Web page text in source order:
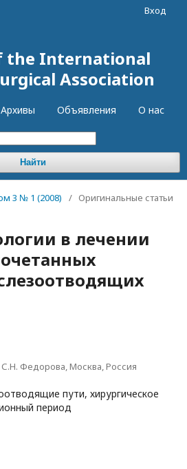
the International
Association
Архивы Объявления О нас
Найти
Вход
3 № 1 (2008) / Оригинальные статьи
в лечении
Федорова, Москва, Россия
пути, хирургическое
период